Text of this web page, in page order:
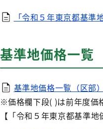
「令和５年東京都基準
基準地価格一覧
基準地価格一覧（区部）
※価格欄下段( )は前年度価
【「令和５年東京都基準